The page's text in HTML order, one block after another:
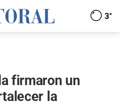
3°
firmaron un
la